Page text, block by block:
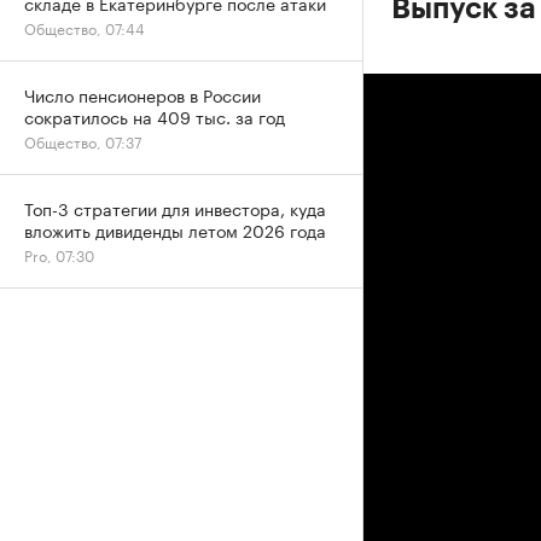
Выпуск
Общество, 07:44
Число пенсионеров в России
сократилось на 409 тыс. за год
Общество, 07:37
Топ-3 стратегии для инвестора, куда
вложить дивиденды летом 2026 года
Pro, 07:30